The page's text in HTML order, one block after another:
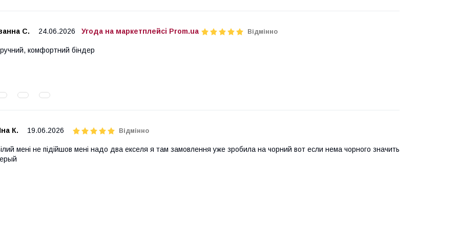
С. 24.06.2026 Угода на маркетплейсі Prom.ua Відмінно
комфортний біндер
К. 19.06.2026 Відмінно
мені не підійшов мені надо два екселя я там замовлення уже зробила на чорний вот если нема чорного значить